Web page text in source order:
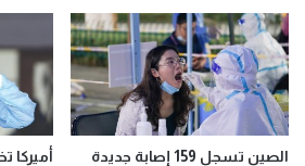
الصين تسجل 159 إصابة جديدة
أميركا